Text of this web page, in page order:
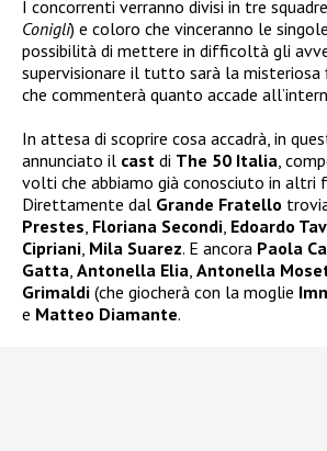
I concorrenti verranno divisi in tre
Conigli) e coloro che vinceranno le
possibilità di mettere in difficoltà gli
supervisionare il tutto sarà la misteriosa
che commenterà quanto accade
In attesa di scoprire cosa accadrà, in
annunciato il cast di The 50 Italia ,
volti che abbiamo già conosciuto in altri
Direttamente dal Grande Fratello
Prestes Floriana Secondi Edoardo
Cipriani Mila Suarez. E ancora Paola
Gatta Antonella Elia Antonella
Grimaldi (che giocherà con la moglie
e Matteo Diamante.